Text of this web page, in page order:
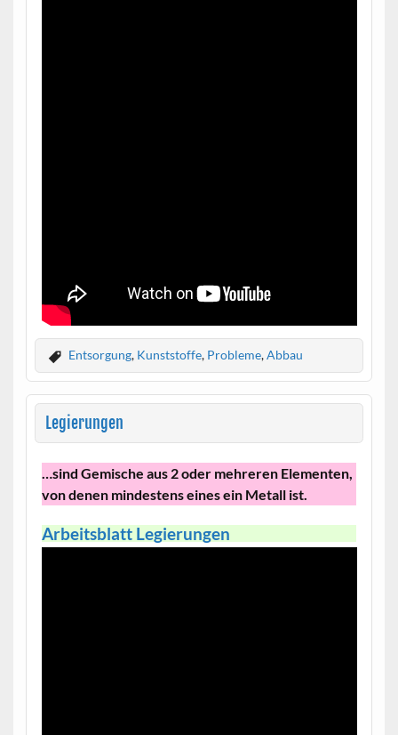
Entsorgung, Kunststoffe, Probleme,Abbau
Legierungen
…sind Gemische aus 2 oder mehreren Elementen,
von denen mindestens eines ein Metall ist.
Arbeitsblatt Legierungen